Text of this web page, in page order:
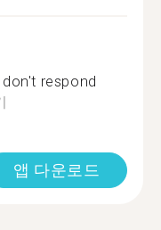
respond
앱 다운로드